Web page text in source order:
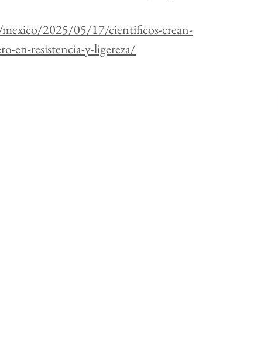
2025/05/17/cientificos-crean-
en-resistencia-y-ligereza/